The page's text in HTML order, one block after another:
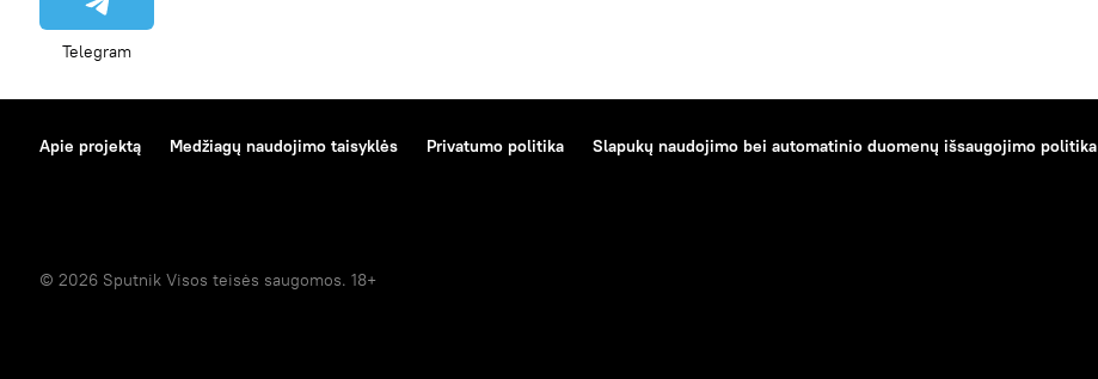
Telegram
Apie projektą Medžiagų naudojimo taisyklės Privatumo politika Slapukų naudojimo bei automatinio duomenų išsaugojimo politika
© 2026 Sputnik Visos teisės saugomos. 18+